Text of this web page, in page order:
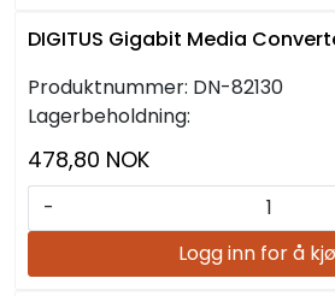
DIGITUS Gigabit Media
Produktnummer: DN-82130
Lagerbeholdning:
478,80 NOK
-
Logg inn for å